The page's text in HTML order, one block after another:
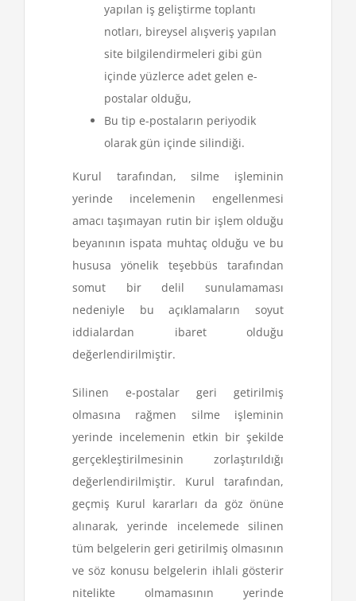
yapılan iş geliştirme toplantı
notları, bireysel alışveriş yapılan
site bilgilendirmeleri gibi gün
içinde yüzlerce adet gelen e-
postalar olduğu,
Bu tip e-postaların periyodik
olarak gün içinde silindiği.
Kurul tarafından, silme işleminin
yerinde incelemenin engellenmesi
amacı taşımayan rutin bir işlem olduğu
beyanının ispata muhtaç olduğu ve bu
hususa yönelik teşebbüs tarafından
somut bir delil sunulamaması
nedeniyle bu açıklamaların soyut
iddialardan ibaret olduğu
değerlendirilmiştir.
Silinen e-postalar geri getirilmiş
olmasına rağmen silme işleminin
yerinde incelemenin etkin bir şekilde
gerçekleştirilmesinin zorlaştırıldığı
değerlendirilmiştir. Kurul tarafından,
geçmiş Kurul kararları da göz önüne
alınarak, yerinde incelemede silinen
tüm belgelerin geri getirilmiş olmasının
ve söz konusu belgelerin ihlali gösterir
nitelikte olmamasının yerinde